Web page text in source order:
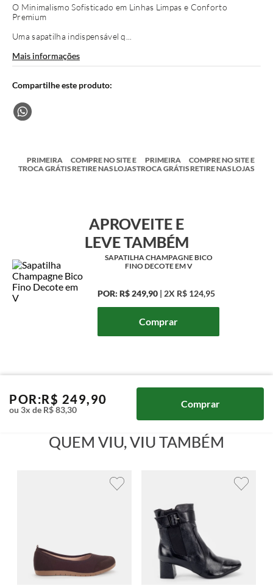
O Minimalismo Sofisticado em Linhas Limpas e Conforto
Premium
Uma sapatilha indispensável q...
Mais informações
PRIMEIRA
TROCA GRÁTIS
COMPRE NO SITE E
RETIRE NAS LOJAS
PRIMEIRA
TROCA GRÁTIS
COMPRE NO SITE E
RETIRE NAS LOJAS
APROVEITE E
LEVE TAMBÉM
SAPATILHA CHAMPAGNE BICO
FINO DECOTE EM V
POR: R$ 249,90 2X R$ 124,95
Comprar
POR:R$ 249,90
ou 3x de R$83,30
Comprar
QUEM VIU, VIU TAMBÉM